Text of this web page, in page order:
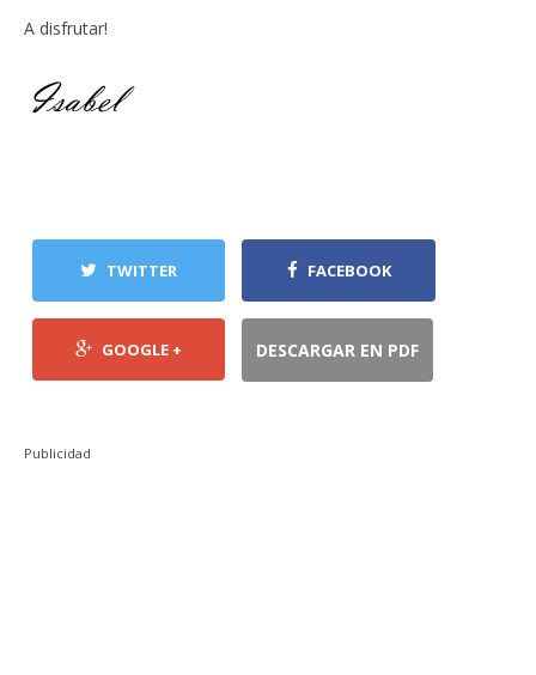
A disfrutar!
TWITTER FACEBOOK
GOOGLE + DESCARGAR EN PDF
Publicidad